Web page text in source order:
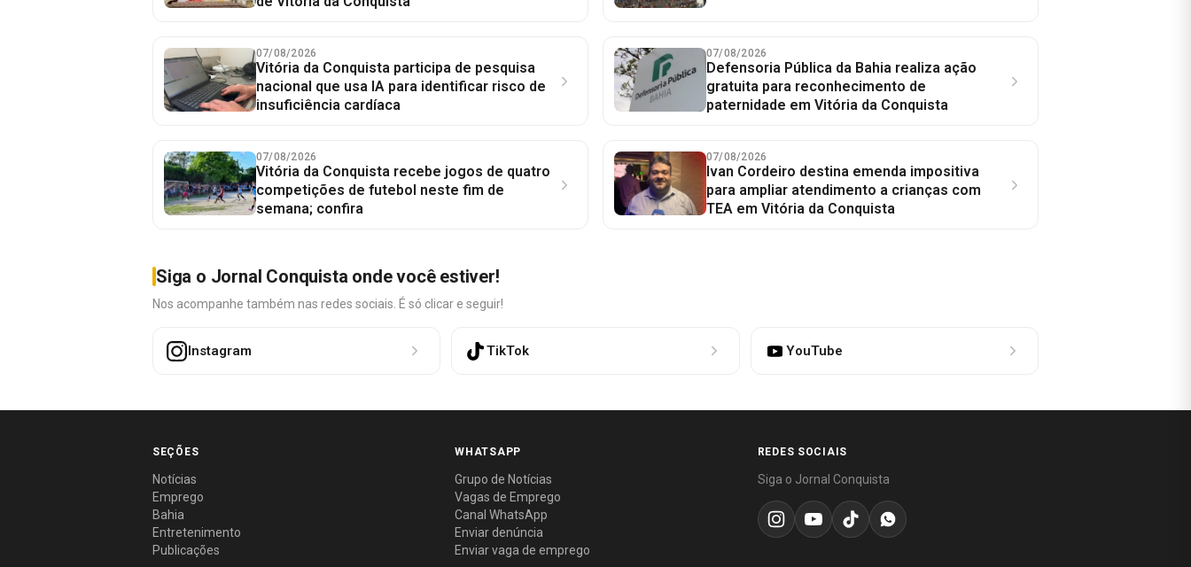
07/08/2026
Vitória da Conquista participa de pesquisa
nacional que usa IA para identificar risco de
insuficiência cardíaca
07/08/2026
Defensoria Pública da Bahia realiza ação
gratuita para reconhecimento de
paternidade em Vitória da Conquista
07/08/2026
Vitória da Conquista recebe jogos de quatro
competições de futebol neste fim de
semana; confira
07/08/2026
Ivan Cordeiro destina emenda impositiva
para ampliar atendimento a crianças com
TEA em Vitória da Conquista
Siga o Jornal Conquista onde você estiver!
Nos acompanhe também nas redes sociais. É só clicar e seguir!
Instagram TikTok YouTube
SEÇÕES
Notícias
Emprego
Bahia
Entretenimento
Publicações
WHATSAPP
Grupo de Notícias
Vagas de Emprego
Canal WhatsApp
Enviar denúncia
Enviar vaga de emprego
REDES SOCIAIS
Siga o Jornal Conquista